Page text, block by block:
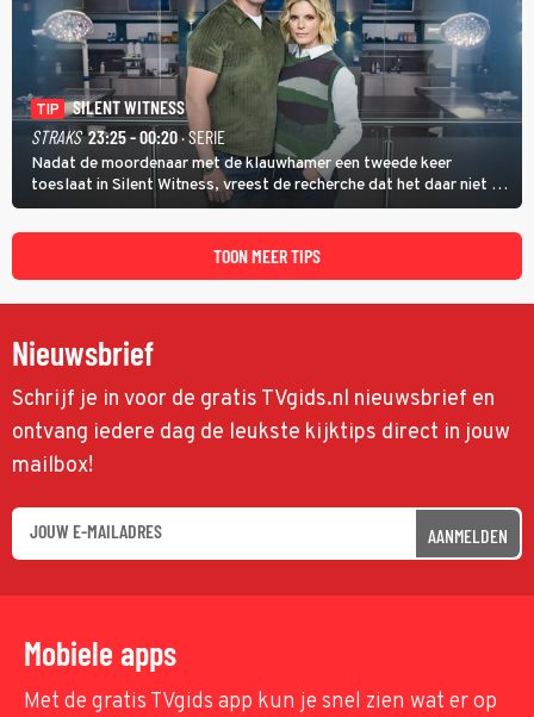
TIP
SILENT WITNESS
STRAKS 23:25 - 00:20· SERIE
Nadat de moordenaar met de klauwhamer een tweede keer
toeslaat in Silent Witness, vreest de recherche dat het daar niet bij
blijft en vinden Kit en Jack op de plaats delict een foto met nog
twee andere potentiële slachtoffers.
TOON MEER TIPS
Nieuwsbrief
Schrijf je in voor de gratis TVgids.nl nieuwsbrief en
ontvang iedere dag de leukste kijktips direct in jouw
mailbox!
AANMELDEN
Mobiele apps
Met de gratis TVgids app kun je snel zien wat er op